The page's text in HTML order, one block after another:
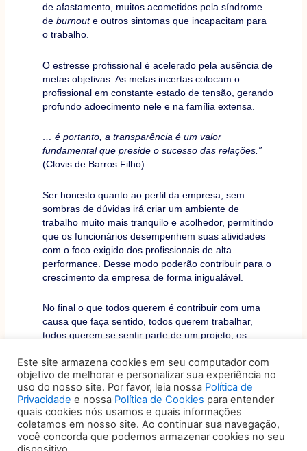
de afastamento, muitos acometidos pela síndrome
de burnoute outros sintomas que incapacitam para
o trabalho.
O estresse profissional é acelerado pela ausência de
metas objetivas. As metas incertas colocam o
profissional em constante estado de tensão, gerando
profundo adoecimento nele e na família extensa.
… é portanto, a transparência é um valor
fundamental que preside o sucesso das relações.”
(Clovis de Barros Filho)
Ser honesto quanto ao perfil da empresa, sem
sombras de dúvidas irá criar um ambiente de
trabalho muito mais tranquilo e acolhedor, permitindo
que os funcionários desempenhem suas atividades
com o foco exigido dos profissionais de alta
performance. Desse modo poderão contribuir para o
crescimento da empresa de forma inigualável.
No final o que todos querem é contribuir com uma
causa que faça sentido, todos querem trabalhar,
todos querem se sentir parte de um projeto, os
participação de todes, mas ele só será real quando
as lideranças forem honestas, verdadeiras e
explicitas com relação a missão, visão e valores da
empresa.
Os líderes que se comprometem em agir de forma
transparente com relação às expectativas da
Este site armazena cookies em seu computador com
objetivo de melhorar e personalizar sua experiência no
uso do nosso site. Por favor, leia nossa Política de
Privacidade e nossa Política de Cookies para entender
quais cookies nós usamos e quais informações
coletamos em nosso site. Ao continuar sua navegação,
você concorda que podemos armazenar cookies no seu